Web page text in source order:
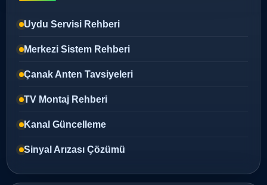
Uydu Servisi Rehberi
Merkezi Sistem Rehberi
Çanak Anten Tavsiyeleri
TV Montaj Rehberi
Kanal Güncelleme
Sinyal Arızası Çözümü